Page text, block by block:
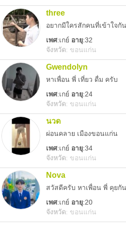
three
เพศ:เกย์ อายุ:32
จังหวัด: ขอนแก่น
Gwendolyn
หาเพื่อน พี่ เที่ยว ดื่ม ครับ
เพศ:เกย์ อายุ:24
จังหวัด: ขอนแก่น
นวด
ผ่อนคลาย เมืองขอนแก่น
เพศ:เกย์ อายุ:34
จังหวัด: ขอนแก่น
Nova
สวัสดีครับ หาเพื่อน พี่ คุยกั
เพศ:เกย์ อายุ:20
จังหวัด: ขอนแก่น